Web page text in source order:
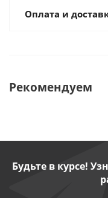
Оплата и
Рекомендуем
Будьте в курсе!